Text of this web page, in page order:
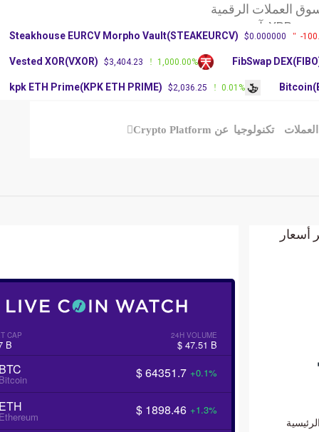
العملات الرقمية
عملة دوجكوين
تكنولوجيا عن Crypto Platform
CAP
B
24H VOLUME
$ 47.51 B
$ 64351.7 +0.1%
$ 1898.46 +1.3%
Steakhouse EURCV Morpho Vault(STEAKEURCV) $0.000000 -
Vested XOR(VXOR) $3,404.23 1,000.00% FibSwap
kpk ETH Prime(KPK ETH PRIME) $2,036.25 0.01%